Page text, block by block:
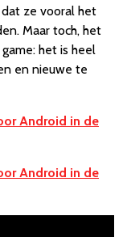
ze vooral het
Maar toch, het
het is heel
en nieuwe te
Android in de
Android in de